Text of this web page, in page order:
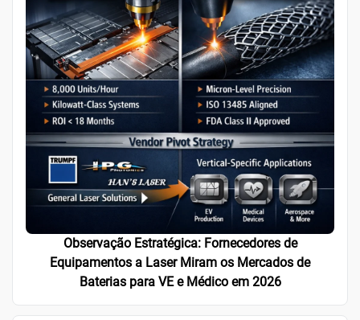
Observação Estratégica: Fornecedores de
Equipamentos a Laser Miram os Mercados de
Baterias para VE e Médico em 2026